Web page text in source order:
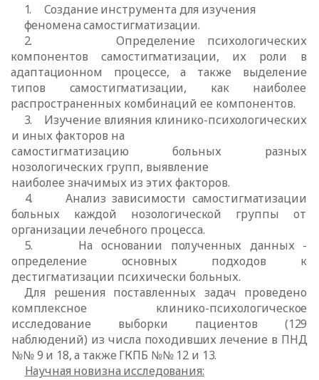
1.
Создание инструмента для изучения
феномена самостигматизации.
2.
Определение психологических
компонентов самостигматизации, их роли в
адаптационном процессе, а также выделение
типов самостигматизации, как наиболее
распространенных комбинаций ее компонентов.
3.
Изучение влияния клинико-психологических
и иных факторов на
самостигматизацию больных разных
нозологических групп, выявление
наиболее значимых из этих факторов.
4.
Анализ зависимости самостигматизации
больных каждой нозологической группы от
организации лечебного процесса.
5.
На основании полученных данных -
определение основных подходов к
дестигматизации психически больных.
Для решения поставленных задач проведено
комплексное клинико-психологическое
исследование выборки пациентов (129
наблюдений) из числа походивших лечение в ПНД
№№ 9 и 18, а также ГКПБ №№ 12 и 13.
Научная новизна исследования: